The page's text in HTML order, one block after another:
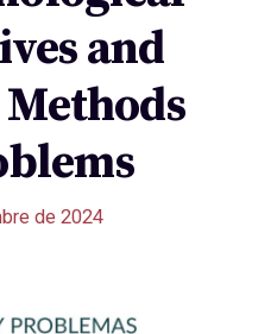
and
de 2024